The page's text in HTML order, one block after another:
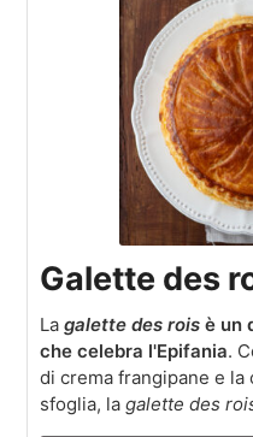
Galette des
Lagalette des rois è un
che celebra l'Epifania.
di crema frangipane e la
sfoglia, lagalette des